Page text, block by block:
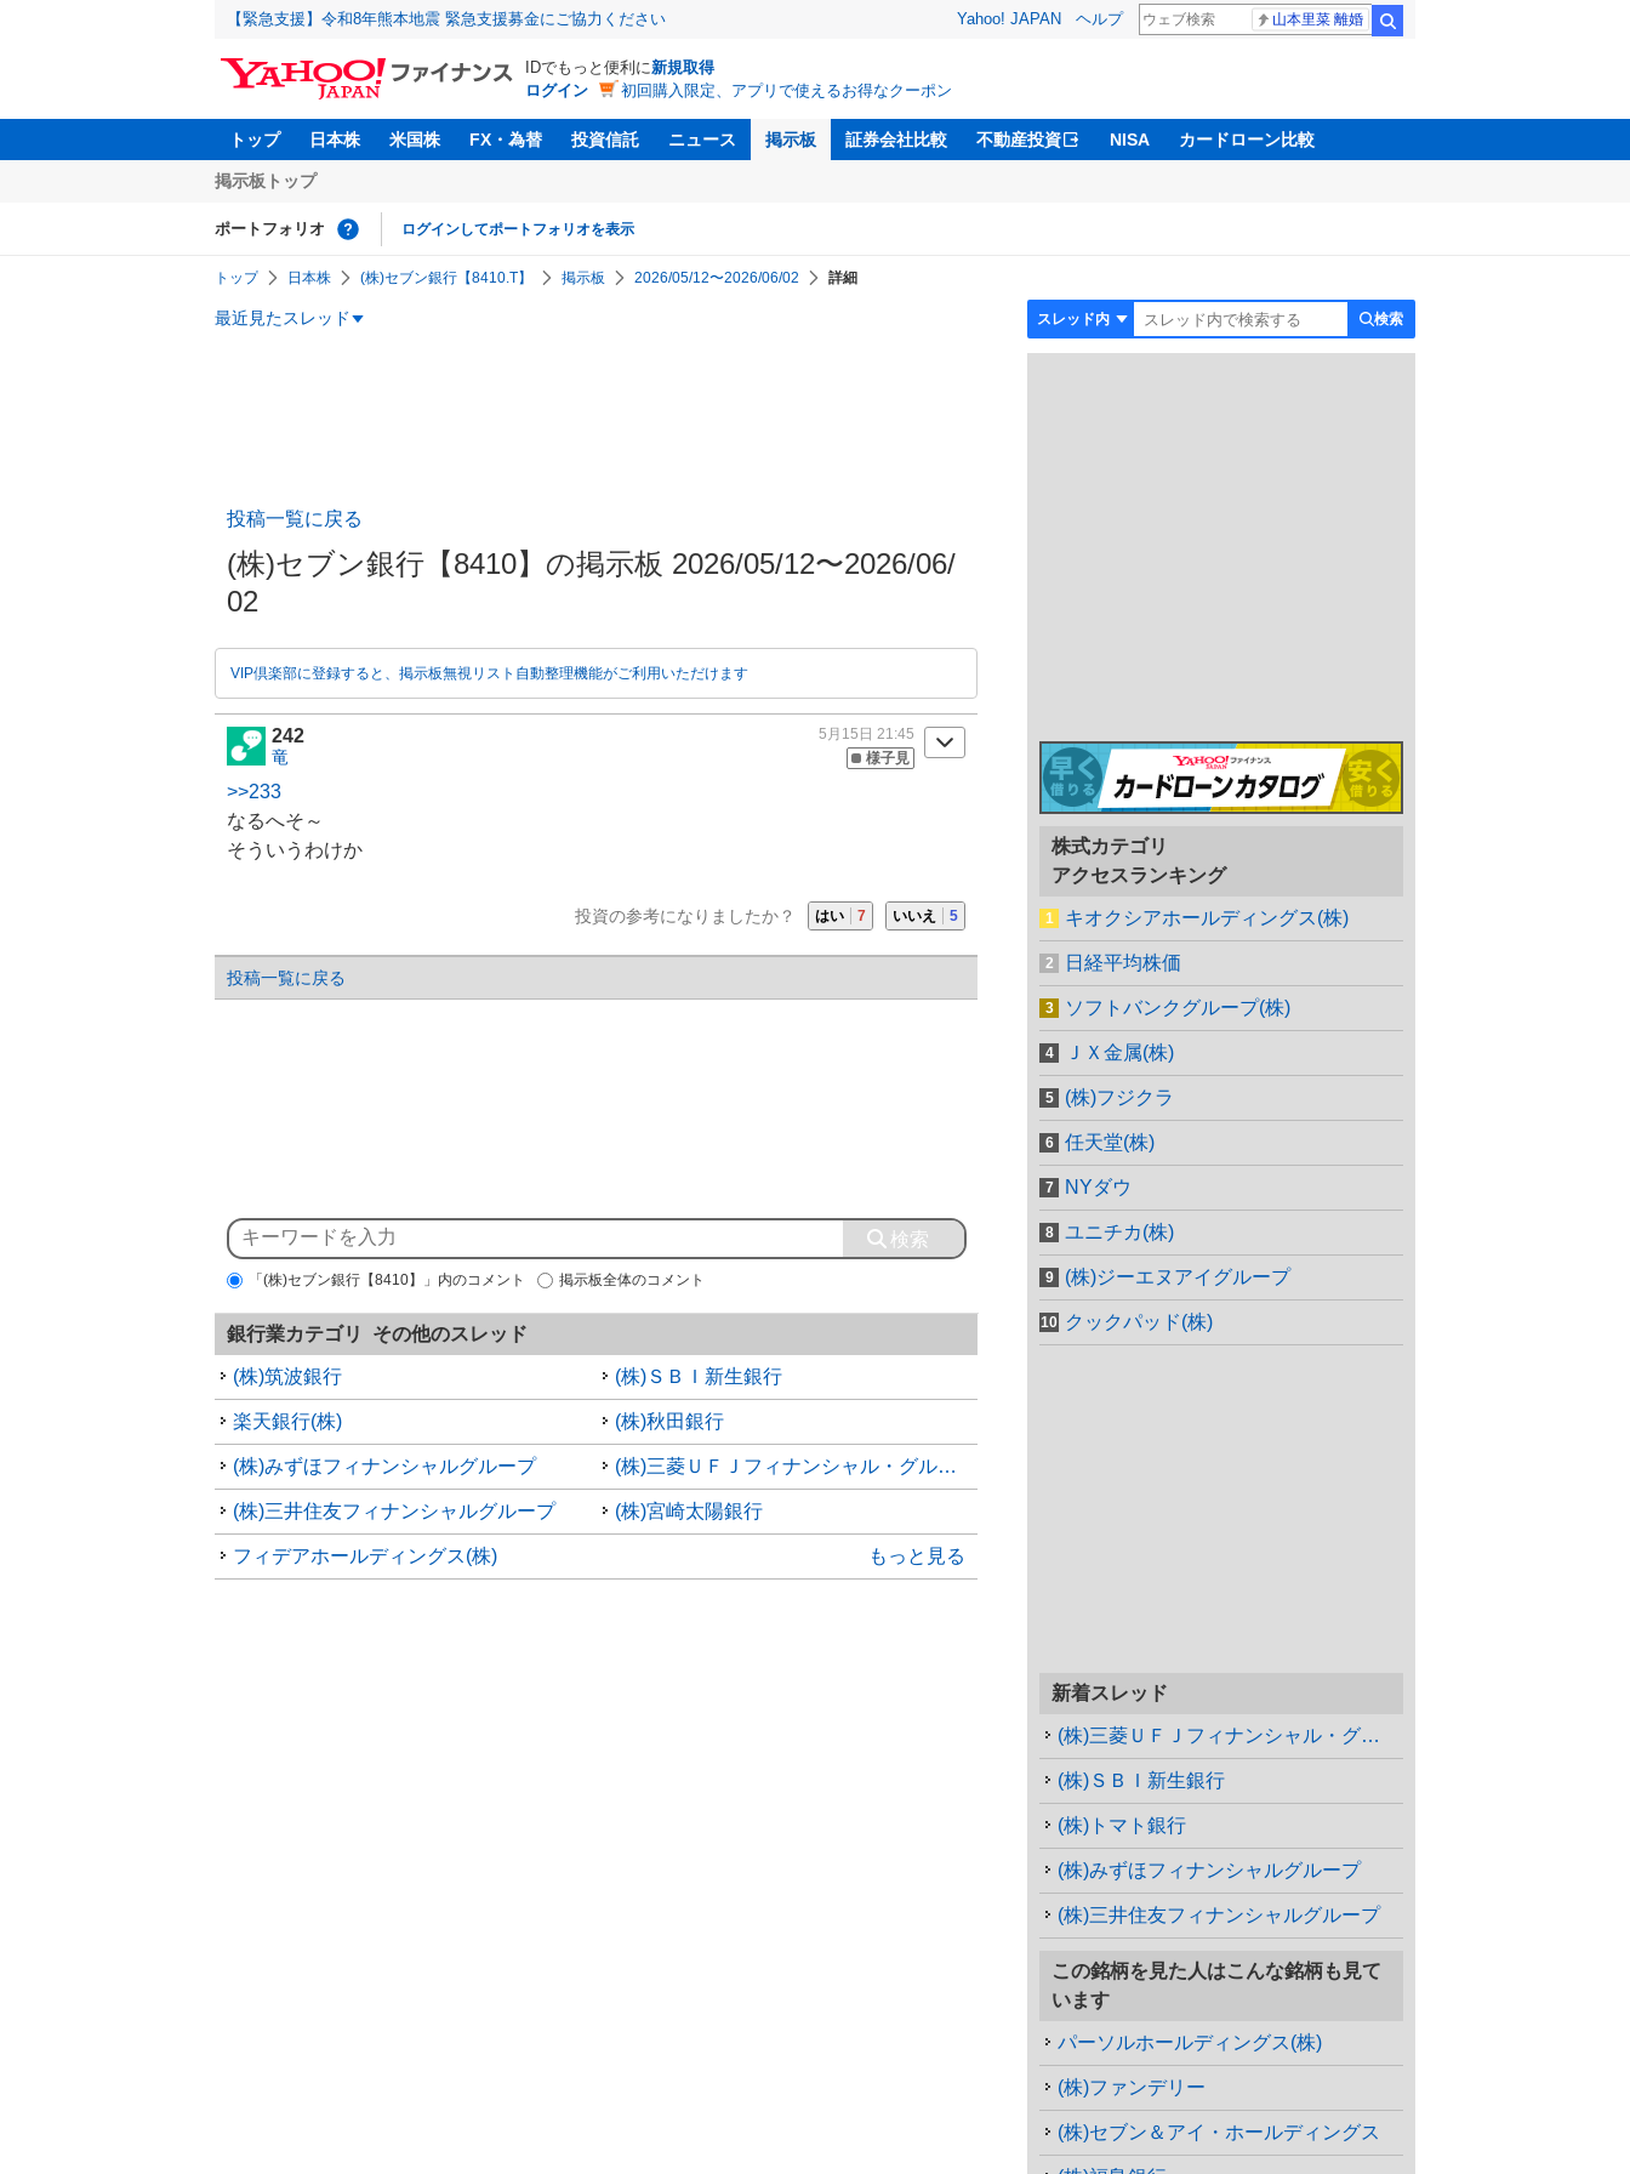
【緊急支援】令和8年熊本地震 緊急支援募金にご協力ください Yahoo! JAPAN ヘルプ 山本里菜 離婚
IDでもっと便利に新規取得
ログイン
初回購入限定、アプリで使えるお得なクーポン
トップ 日本株 米国株 FX・為替 投資信託 ニュース 掲示板 証券会社比較 不動産投資 NISA カードローン比較
掲示板トップ
ポートフォリオ ログインしてポートフォリオを表示
トップ 日本株 (株)セブン銀行【8410.T】 掲示板 2026/05/12〜2026/06/02 詳細
最近見たスレッド 検索
投稿一覧に戻る
(株)セブン銀行【8410】の掲示板 2026/05/12〜2026/06/
02
VIP倶楽部に登録すると、掲示板無視リスト自動整理機能がご利用いただけます
242
竜 様子見
5月15日 21:45
>>233
なるへそ～
そういうわけか
投資の参考になりましたか？ はい 7 いいえ 5
投稿一覧に戻る
「(株)セブン銀行【8410】」内のコメント 掲示板全体のコメント
銀行業カテゴリ その他のスレッド
(株)筑波銀行 (株)ＳＢＩ新生銀行
楽天銀行(株) (株)秋田銀行
(株)みずほフィナンシャルグループ (株)三菱ＵＦＪフィナンシャル・グループ
(株)三井住友フィナンシャルグループ (株)宮崎太陽銀行
フィデアホールディングス(株) もっと見る
株式カテゴリ
アクセスランキング
キオクシアホールディングス(株)
日経平均株価
ソフトバンクグループ(株)
ＪＸ金属(株)
(株)フジクラ
任天堂(株)
NYダウ
ユニチカ(株)
(株)ジーエヌアイグループ
クックパッド(株)
新着スレッド
(株)三菱ＵＦＪフィナンシャル・グループ
(株)ＳＢＩ新生銀行
(株)トマト銀行
(株)みずほフィナンシャルグループ
(株)三井住友フィナンシャルグループ
この銘柄を見た人はこんな銘柄も見て
います
パーソルホールディングス(株)
(株)ファンデリー
(株)セブン＆アイ・ホールディングス